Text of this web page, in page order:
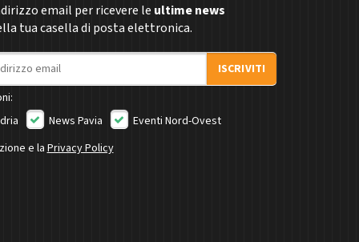
email per ricevere le ultime news
tua casella di posta elettronica.
ISCRIVITI
News Pavia
Eventi Nord-Ovest
e la Privacy Policy